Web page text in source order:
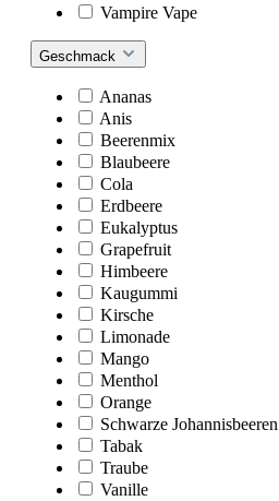
Vampire Vape
Geschmack
Ananas
Anis
Beerenmix
Blaubeere
Cola
Erdbeere
Eukalyptus
Grapefruit
Himbeere
Kaugummi
Kirsche
Limonade
Mango
Menthol
Orange
Schwarze Johannisbeeren
Tabak
Traube
Vanille